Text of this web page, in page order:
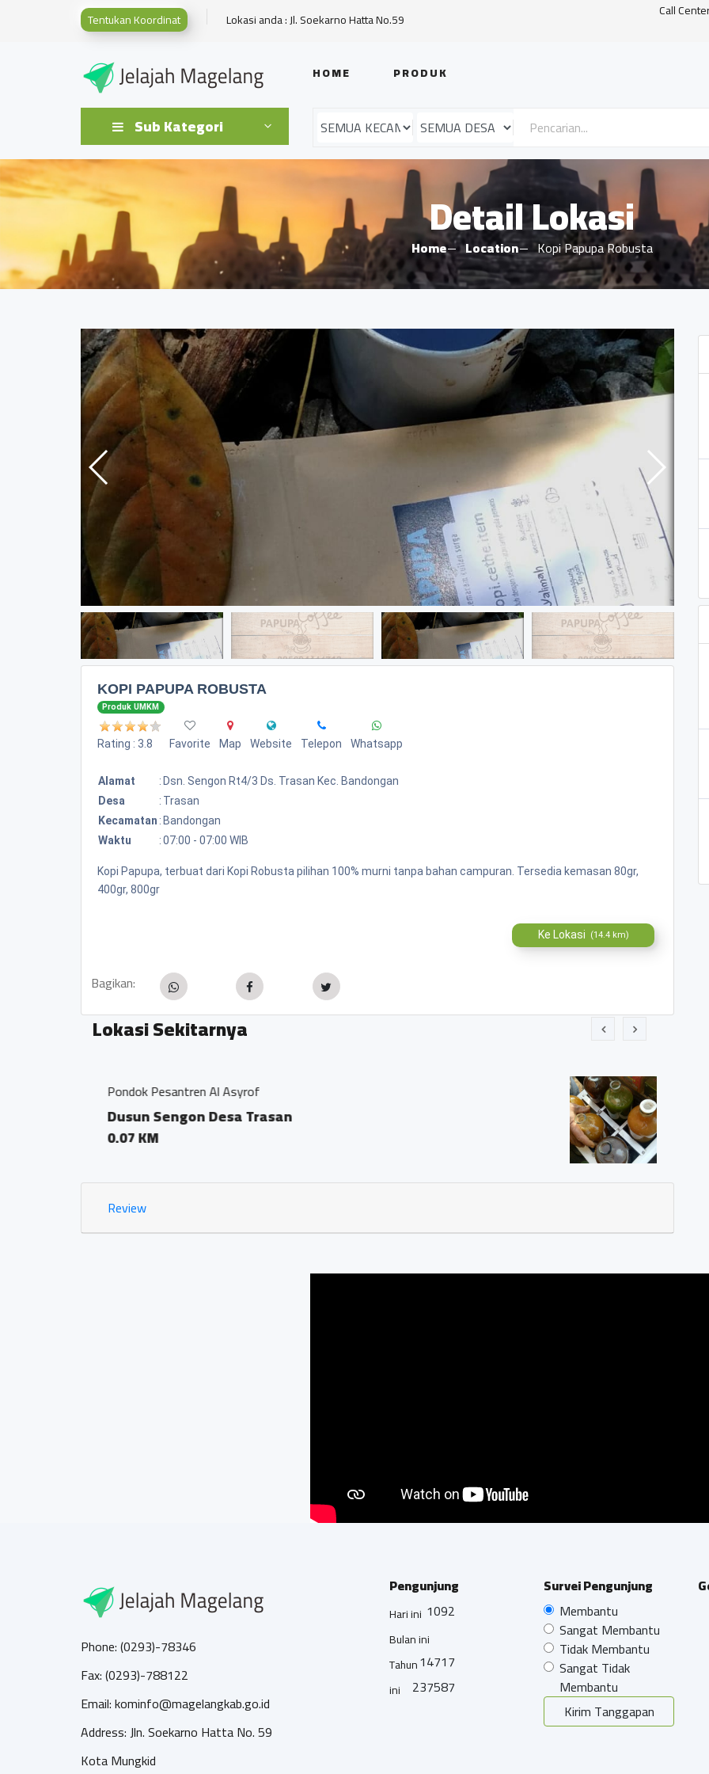
Tentukan Koordinat Lokasi anda : Jl. Soekarno Hatta No.59 Call
HOME PRODUK
Sub Kategori
Detail Lokasi
Home Location Kopi Papupa Robusta
KOPI PAPUPA ROBUSTA
Produk UMKM
Rating : 3.8 Favorite Map Website Telepon Whatsapp
Alamat : Dsn. Sengon Rt4/3 Ds. Trasan Kec. Bandongan
Desa
: Trasan
Kecamatan : Bandongan
Waktu
:07:00 - 07:00 WIB
Kopi Papupa, terbuat dari Kopi Robusta pilihan 100% murni tanpa bahan campuran. Tersedia kemasan 80gr,
400gr, 800gr
Ke Lokasi (14.4 km)
Bagikan:
Lokasi Sekitarnya
Jamu Tradisisional Madun
Dsn. Sengon RT04/03 Ds. Trasan Kec. Bandongan
Review
Phone: (0293)-78346
Fax: (0293)-788122
Email: kominfo@magelangkab.go.id
Address: Jln. Soekarno Hatta No. 59
Kota Mungkid
Pengunjung
Hari ini 1092
Bulan ini
14717
Tahun
ini
237587
Survei Pengunjung
Membantu
Sangat Membantu
Tidak Membantu
Sangat Tidak
Membantu
Kirim Tanggapan